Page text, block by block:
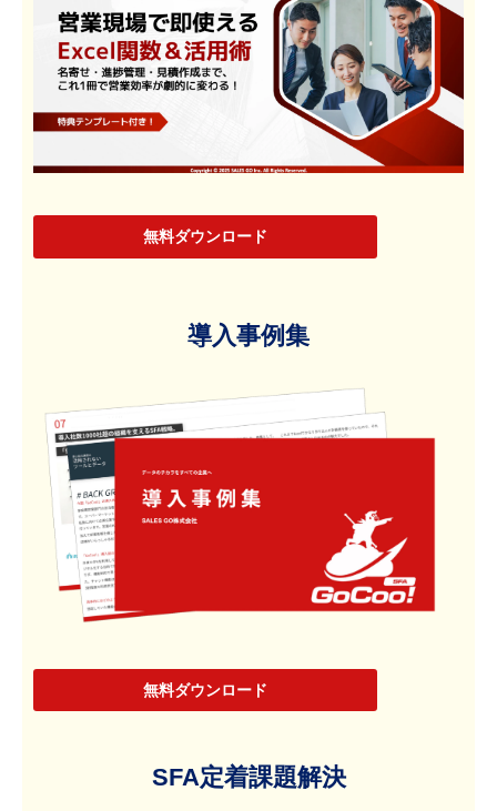
無料ダウンロード
導入事例集
無料ダウンロード
SFA定着課題解決